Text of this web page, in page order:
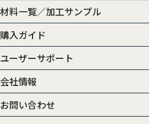
材料一覧／加工サンプル
購入ガイド
ユーザーサポート
会社情報
お問い合わせ